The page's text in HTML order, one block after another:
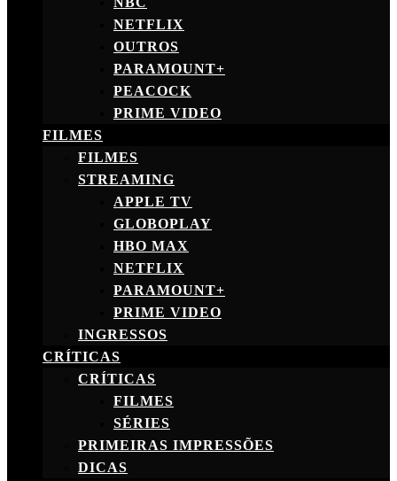
NETFLIX
OUTROS
PARAMOUNT+
PEACOCK
PRIME VIDEO
FILMES
FILMES
STREAMING
APPLE TV
GLOBOPLAY
HBO MAX
NETFLIX
PARAMOUNT+
PRIME VIDEO
INGRESSOS
CRÍTICAS
CRÍTICAS
FILMES
SÉRIES
PRIMEIRAS IMPRESSÕES
DICAS